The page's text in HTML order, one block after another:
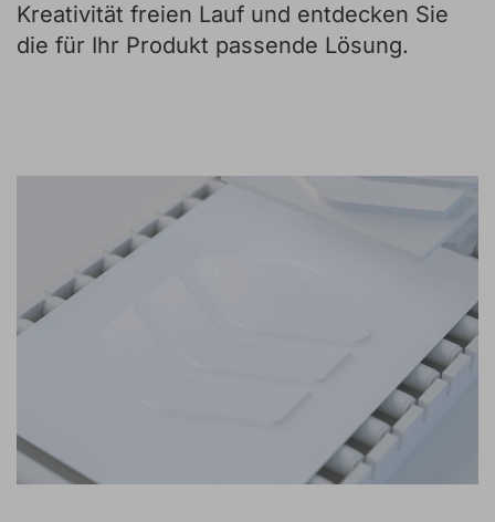
Kreativität freien Lauf und entdecken Sie
die für Ihr Produkt passende Lösung.